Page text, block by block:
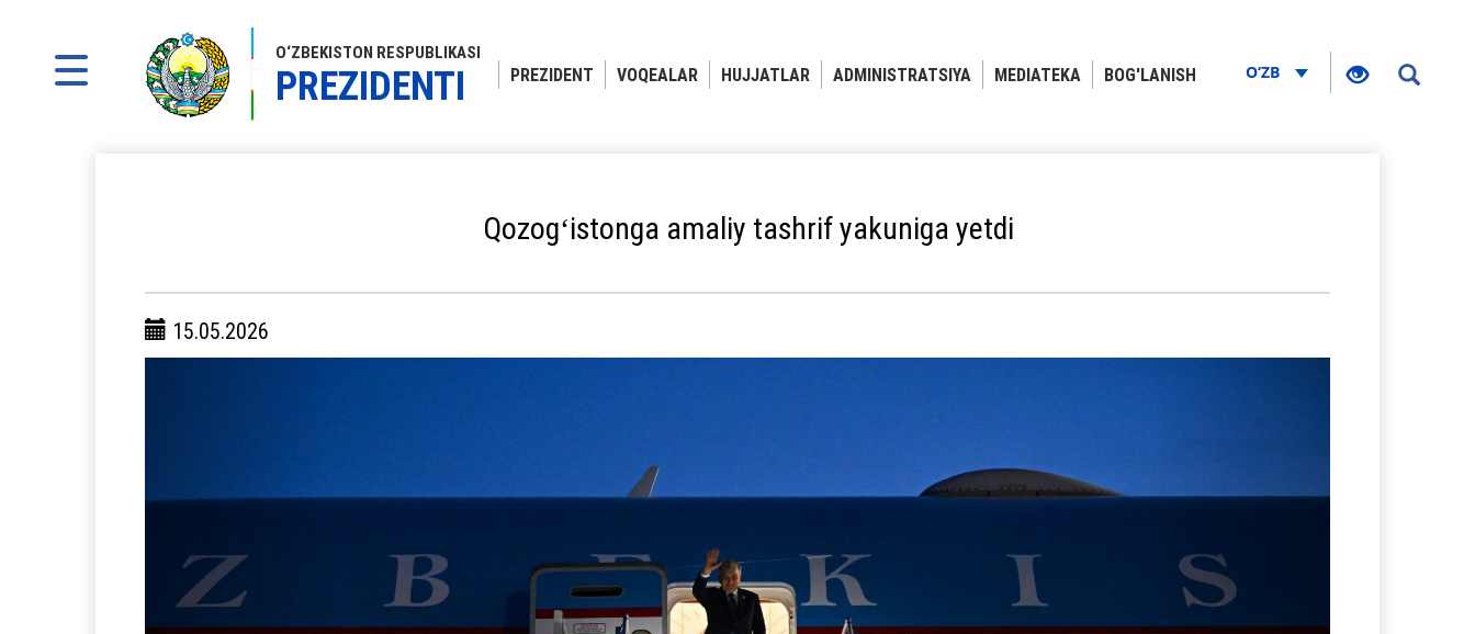
O‘ZBEKISTON RESPUBLIKASI
PREZIDENTI PREZIDENT VOQEALAR HUJJATLAR ADMINISTRATSIYA MEDIATEKA BOG'LANISH O‘ZB
Qozogʻistonga amaliy tashrif yakuniga yetdi
15.05.2026